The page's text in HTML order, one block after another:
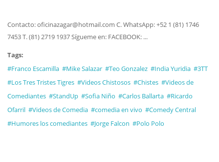
Contacto: oficinazagar@hotmail.com C. WhatsApp: +52 1 (81) 1746
7453 T. (81) 2719 1937 Sígueme en: FACEBOOK: ...
Tags:
#Franco Escamilla #Mike Salazar #Teo Gonzalez #India Yuridia #3TT
#Los Tres Tristes Tigres #Videos Chistosos #Chistes #Videos de
Comediantes #StandUp #Sofia Niño #Carlos Ballarta #Ricardo
Ofarril #Videos de Comedia #comedia en vivo #Comedy Central
#Humores los comediantes #Jorge Falcon #Polo Polo